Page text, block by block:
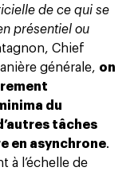
de ce qui se
présentiel ou
Chief
générale, on
du
tâches
en asynchrone.
à l’échelle de